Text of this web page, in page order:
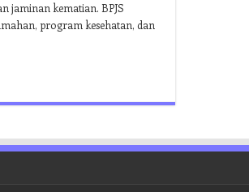
jaminan kematian. BPJS
program kesehatan, dan